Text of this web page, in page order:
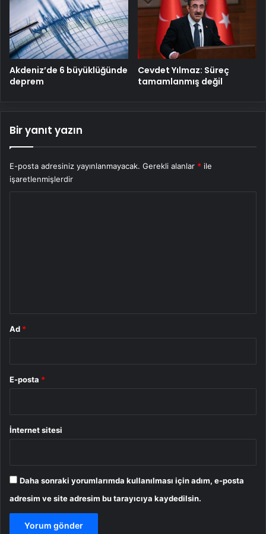
Akdeniz’de 6 büyüklüğünde
deprem
Cevdet Yılmaz: Süreç
tamamlanmış değil
Bir yanıt yazın
E-posta adresiniz yayınlanmayacak. Gerekli alanlar * ile
işaretlenmişlerdir
Ad *
E-posta *
İnternet sitesi
Daha sonraki yorumlarımda kullanılması için adım, e-posta
adresim ve site adresim bu tarayıcıya kaydedilsin.